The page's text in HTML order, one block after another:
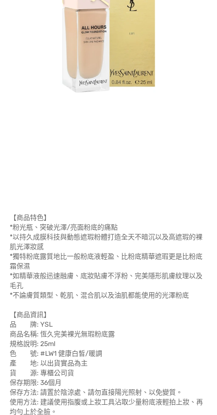
【商品特色】
*粉光瓶、突破光澤/亮面粉底的痛點
*以持久成膜科技與動態遮瑕粉體打造全天不暗沉以及高遮瑕的裸
肌光澤妝感
*獨特粉底露質地比一般粉底液輕盈、比粉底精華遮瑕更是比粉底
霜保濕
*如精華液般迅速融膚、底妝貼膚不浮粉、完美隱形肌膚紋理以及
毛孔
*不論膚質類型、乾肌、混合肌以及油肌都能使用的光澤粉底
【商品資訊】
品 牌: YSL
商品名稱: 恆久完美裸光無瑕粉底露
規格說明: 25ml
色 號: #LW1 健康白皙/暖調
產 地: 以出貨實品為主
貨 源: 專櫃公司貨
保存期限: 36個月
保存方法: 請置於陰涼處、請勿直接陽光照射、以免變質。
使用方法: 建議使用指腹或上妝工具沾取少量粉底液輕拍上妝、再
均勻上於全臉。